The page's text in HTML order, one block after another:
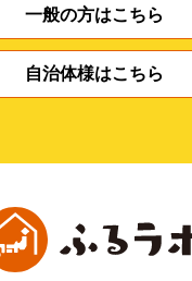
一般の方はこちら
自治体様はこちら